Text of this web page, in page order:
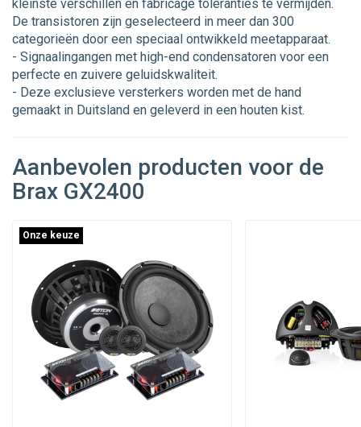
kleinste verschillen en fabricage toleranties te vermijden.
De transistoren zijn geselecteerd in meer dan 300
categorieën door een speciaal ontwikkeld meetapparaat.
- Signaalingangen met high-end condensatoren voor een
perfecte en zuivere geluidskwaliteit.
- Deze exclusieve versterkers worden met de hand
gemaakt in Duitsland en geleverd in een houten kist.
Aanbevolen producten voor de
Brax GX2400
Onze keuze